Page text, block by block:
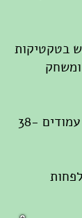
בטקטיקות
5. חשבו ניקוד זכייה לפי עמודים 38-